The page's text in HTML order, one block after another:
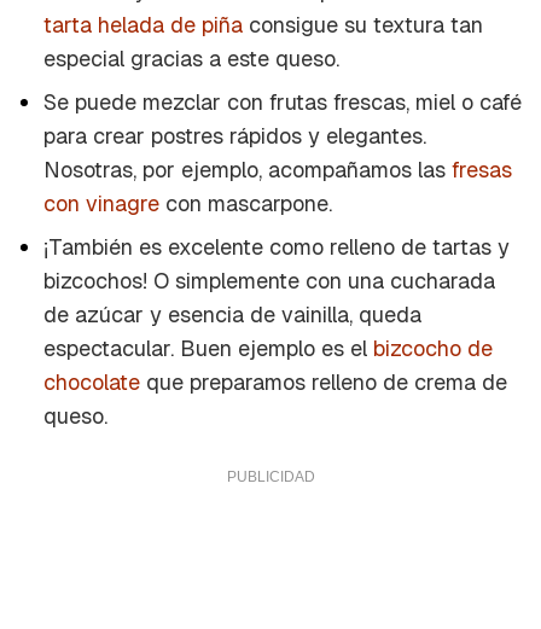
tarta helada de piña consigue su textura tan
especial gracias a este queso.
Se puede mezclar con frutas frescas, miel o café
para crear postres rápidos y elegantes.
Nosotras, por ejemplo, acompañamos las fresas
con vinagre con mascarpone.
¡También es excelente como relleno de tartas y
bizcochos! O simplemente con una cucharada
de azúcar y esencia de vainilla, queda
espectacular. Buen ejemplo es el bizcocho de
chocolate que preparamos relleno de crema de
queso.